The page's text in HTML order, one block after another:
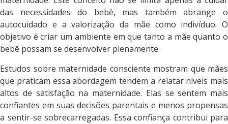
das necessidades do bebê, mas também abrange o
autocuidado e a valorização da mãe como indivíduo. O
objetivo é criar um ambiente em que tanto a mãe quanto o
bebê possam se desenvolver plenamente.
Estudos sobre maternidade consciente mostram que mães
que praticam essa abordagem tendem a relatar níveis mais
altos de satisfação na maternidade. Elas se sentem mais
confiantes em suas decisões parentais e menos propensas
a sentir-se sobrecarregadas. Essa confiança contribui para